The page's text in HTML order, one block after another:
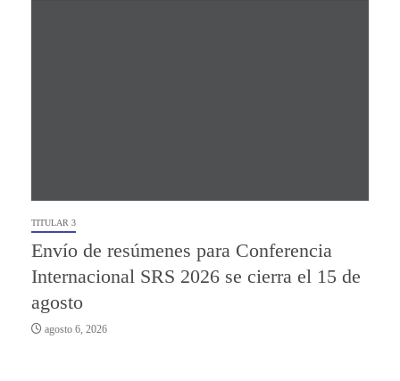
TITULAR 3
Envío de resúmenes para Conferencia
Internacional SRS 2026 se cierra el 15 de
agosto
agosto 6, 2026